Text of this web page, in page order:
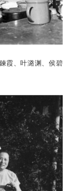
霞、叶潞渊、侯碧